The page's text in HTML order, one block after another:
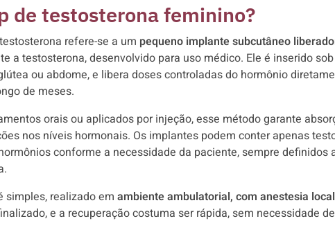
de testosterona feminino?
refere-se a um pequeno implante subcutâneo
a testosterona, desenvolvido para uso médico. Ele é inserido
ou abdome, e libera doses controladas do hormônio
de meses.
orais ou aplicados por injeção, esse método garante
nos níveis hormonais. Os implantes podem conter apenas
conforme a necessidade da paciente, sempre definidos
simples, realizado em ambiente ambulatorial, com anestesia
e a recuperação costuma ser rápida, sem necessidade de